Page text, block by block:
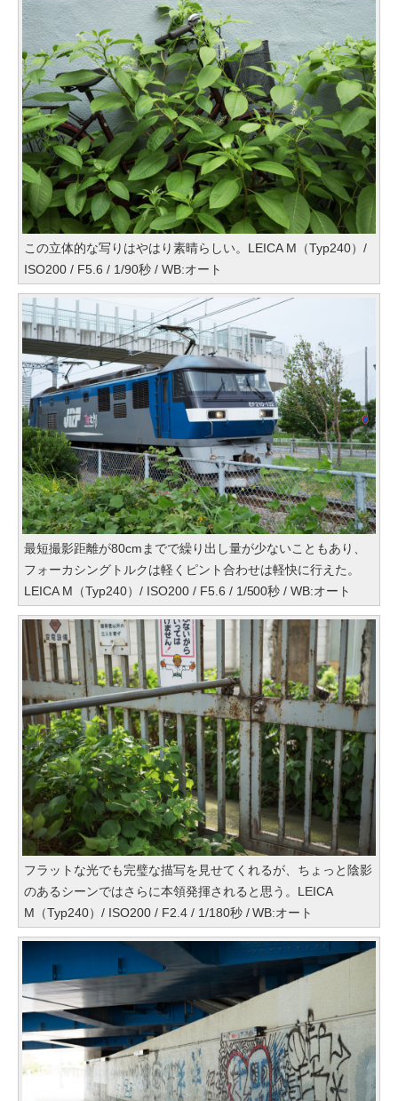
この立体的な写りはやはり素晴らしい。LEICA M（Typ240）/
ISO200 / F5.6 / 1/90秒 / WB:オート
最短撮影距離が80cmまでで繰り出し量が少ないこともあり、
フォーカシングトルクは軽くピント合わせは軽快に行えた。
LEICA M（Typ240）/ ISO200 / F5.6 / 1/500秒 / WB:オート
フラットな光でも完璧な描写を見せてくれるが、ちょっと陰影
のあるシーンではさらに本領発揮されると思う。LEICA
M（Typ240）/ ISO200 / F2.4 / 1/180秒 / WB:オート